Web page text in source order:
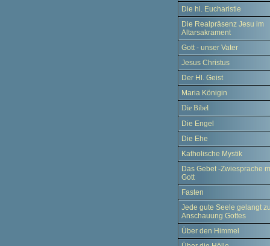
Die hl. Eucharistie
Die Realpräsenz Jesu im
Altarsakrament
Gott - unser Vater
Jesus Christus
Der Hl. Geist
Maria Königin
Die Bibel
Die Engel
Die Ehe
Katholische Mystik
Das Gebet -Zwiesprache
Gott
Fasten
Jede gute Seele gelangt
Anschauung Gottes
Über den Himmel